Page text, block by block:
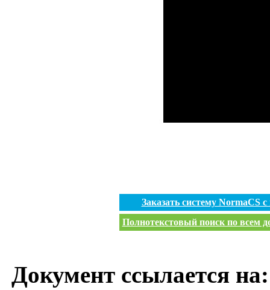
Заказать систему NormaCS
Полнотекстовый поиск по всем
Документ ссылается на: